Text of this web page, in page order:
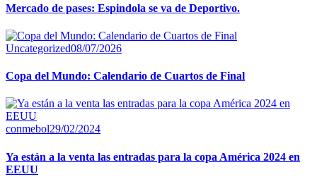
Mercado de pases: Espindola se va de Deportivo.
Uncategorized08/07/2026
Copa del Mundo: Calendario de Cuartos de Final
conmebol29/02/2024
Ya están a la venta las entradas para la copa América 2024 en
EEUU